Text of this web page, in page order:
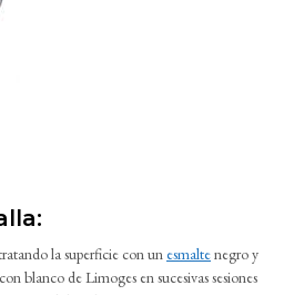
la superficie con un esmaltenegro y
blanco de Limoges en sucesivas sesiones